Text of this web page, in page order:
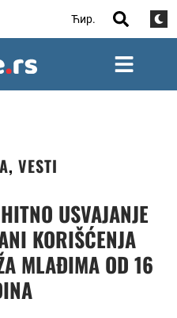
Ћир.
, VESTI
USVAJANJE
KORIŠĆENJA
MLAĐIMA OD 16